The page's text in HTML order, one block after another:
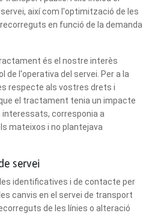
així com l'optimització de les
en funció de la demanda
és el nostre interès
de l'operativa del servei. Per a la
respecte als vostres drets i
el tractament tenia un impacte
interessats, corresponia a
mateixos i no plantejava
servei
identificatives i de contacte per
canvis en el servei de transport
de les línies o alteració